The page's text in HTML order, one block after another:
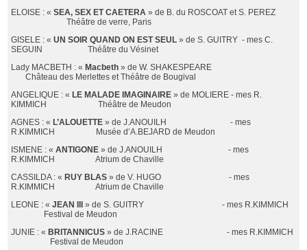
ELOISE : «SEA, SEX ET CAETERA» de B. du ROSCOAT et S. PEREZ
Théâtre de verre, Paris
GISELE : «UN SOIR QUAND ON EST SEUL» de S. GUITRY - mes C.
SEGUIN Théâtre du Vésinet
Lady MACBETH : « Macbeth» de W. SHAKESPEARE
Château des Merlettes et Théâtre de Bougival
ANGELIQUE : « LE MALADE IMAGINAIRE» de MOLIERE - mes R.
KIMMICH Théâtre de Meudon
AGNES : « L’ALOUETTE» de J.ANOUILH - mes
R.KIMMICH Musée d’A.BEJARD de Meudon
ISMENE : «ANTIGONE» de J.ANOUILH - mes
R.KIMMICH Atrium de Chaville
CASSILDA : « RUY BLAS» de V. HUGO - mes
R.KIMMICH Atrium de Chaville
LEONE : «JEAN III» de S. GUITRY - mes R.KIMMICH
Festival de Meudon
JUNIE : « BRITANNICUS» de J.RACINE - mes R.KIMMICH
Festival de Meudon